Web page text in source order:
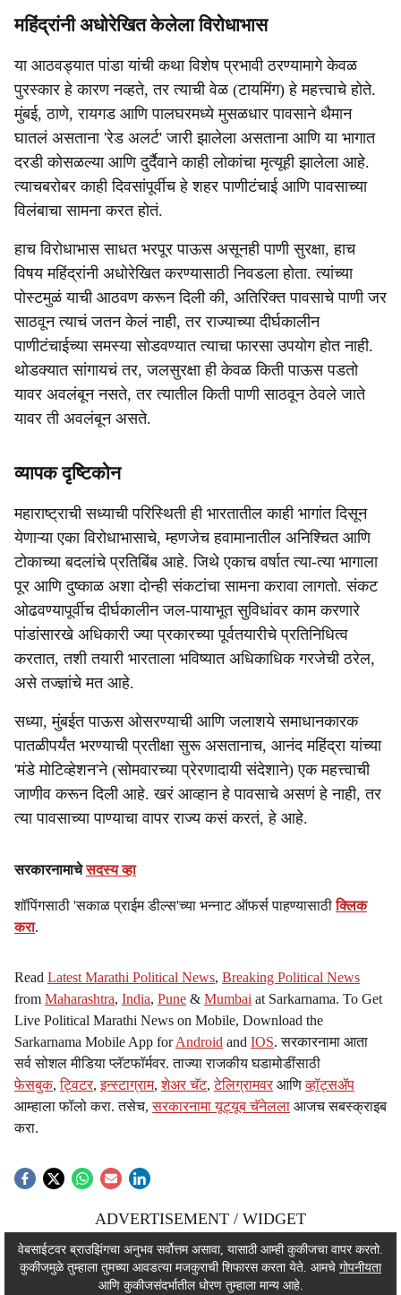
महिंद्रांनी अधोरेखित केलेला विरोधाभास
या आठवड्यात पांडा यांची कथा विशेष प्रभावी ठरण्यामागे केवळ
पुरस्कार हे कारण नव्हते, तर त्याची वेळ (टायमिंग) हे महत्त्वाचे होते.
मुंबई, ठाणे, रायगड आणि पालघरमध्ये मुसळधार पावसाने थैमान
घातलं असताना 'रेड अलर्ट' जारी झालेला असताना आणि या भागात
दरडी कोसळल्या आणि दुर्दैवाने काही लोकांचा मृत्यूही झालेला आहे.
त्याचबरोबर काही दिवसांपूर्वीच हे शहर पाणीटंचाई आणि पावसाच्या
विलंबाचा सामना करत होतं.
हाच विरोधाभास साधत भरपूर पाऊस असूनही पाणी सुरक्षा, हाच
विषय महिंद्रांनी अधोरेखित करण्यासाठी निवडला होता. त्यांच्या
पोस्टमुळं याची आठवण करून दिली की, अतिरिक्त पावसाचे पाणी जर
साठवून त्याचं जतन केलं नाही, तर राज्याच्या दीर्घकालीन
पाणीटंचाईच्या समस्या सोडवण्यात त्याचा फारसा उपयोग होत नाही.
थोडक्यात सांगायचं तर, जलसुरक्षा ही केवळ किती पाऊस पडतो
यावर अवलंबून नसते, तर त्यातील किती पाणी साठवून ठेवले जाते
यावर ती अवलंबून असते.
व्यापक दृष्टिकोन
महाराष्ट्राची सध्याची परिस्थिती ही भारतातील काही भागांत दिसून
येणाऱ्या एका विरोधाभासाचे, म्हणजेच हवामानातील अनिश्चित आणि
टोकाच्या बदलांचे प्रतिबिंब आहे. जिथे एकाच वर्षात त्या-त्या भागाला
पूर आणि दुष्काळ अशा दोन्ही संकटांचा सामना करावा लागतो. संकट
ओढवण्यापूर्वीच दीर्घकालीन जल-पायाभूत सुविधांवर काम करणारे
पांडांसारखे अधिकारी ज्या प्रकारच्या पूर्वतयारीचे प्रतिनिधित्व
करतात, तशी तयारी भारताला भविष्यात अधिकाधिक गरजेची ठरेल,
असे तज्ज्ञांचे मत आहे.
सध्या, मुंबईत पाऊस ओसरण्याची आणि जलाशये समाधानकारक
पातळीपर्यंत भरण्याची प्रतीक्षा सुरू असतानाच, आनंद महिंद्रा यांच्या
'मंडे मोटिव्हेशन'ने (सोमवारच्या प्रेरणादायी संदेशाने) एक महत्त्वाची
जाणीव करून दिली आहे. खरं आव्हान हे पावसाचे असणं हे नाही, तर
त्या पावसाच्या पाण्याचा वापर राज्य कसं करतं, हे आहे.
सरकारनामाचेसदस्य व्हा
शॉपिंगसाठी 'सकाळ प्राईम डील्स'च्या भन्नाट ऑफर्स पाहण्यासाठीक्लिक
करा.
Read Latest Marathi Political News, Breaking Political News
from Maharashtra, India, Pune & Mumbai at Sarkarnama. To Get
Live Political Marathi News on Mobile, Download the
Sarkarnama Mobile App forAndroid and IOS. सरकारनामा आता
सर्व सोशल मीडिया प्लॅटफॉर्मवर. ताज्या राजकीय घडामोडींसाठी
फेसबुक,ट्विटर,इन्स्टाग्राम,शेअर चॅट,टेलिग्रामवर आणिव्हॉट्सॲप
आम्हाला फॉलो करा. तसेच,सरकारनामा यूट्यूब चॅनेलला आजच सबस्क्राइब
करा.
ADVERTISEMENT / WIDGET
ADVERTISEMENT / WIDGET
ADVERTISEMENT / WIDGET
वेबसाईटवर ब्राउझिंगचा अनुभव सर्वोत्तम असावा, यासाठी आम्ही कुकीजचा वापर करतो.
कुकीजमुळे तुम्हाला तुमच्या आवडत्या मजकुराची शिफारस करता येते. आमचे गोपनीयता
आणि कुकीजसंदर्भातील धोरण तुम्हाला मान्य आहे.